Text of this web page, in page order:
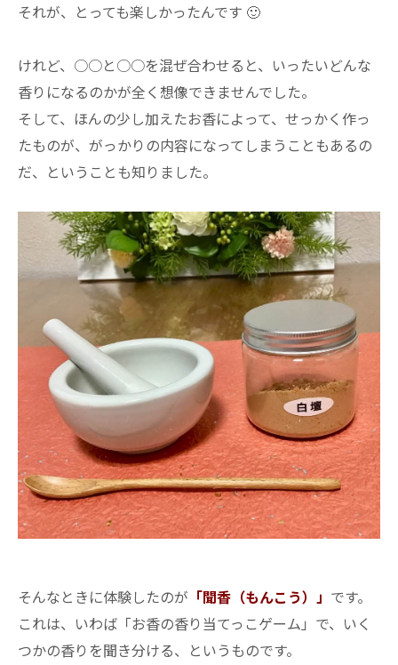
それが、とっても楽しかったんです 🙂
けれど、○○と○○を混ぜ合わせると、いったいどんな
香りになるのかが全く想像できませんでした。
そして、ほんの少し加えたお香によって、せっかく作っ
たものが、がっかりの内容になってしまうこともあるの
だ、ということも知りました。
そんなときに体験したのが 「聞香（もんこう）」 です。
これは、いわば「お香の香り当てっこゲーム」で、いく
つかの香りを聞き分ける、というものです。